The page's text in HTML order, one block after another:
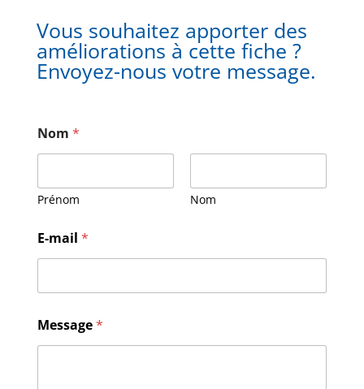
Vous souhaitez apporter des
améliorations à cette fiche ?
Envoyez-nous votre message.
Nom *
Prénom Nom
o
m
e
s
a
g
E-mail *
Message*